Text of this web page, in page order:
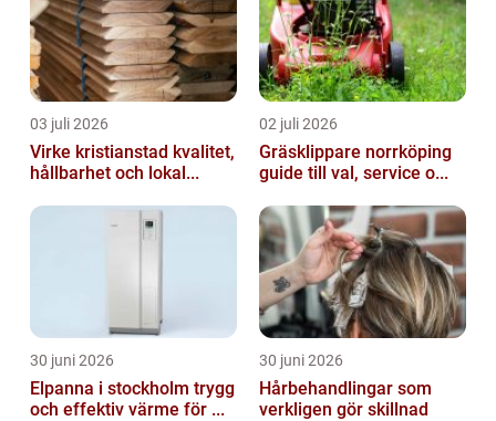
03 juli 2026
Virke kristianstad kvalitet,
hållbarhet och lokal...
02 juli 2026
Gräsklippare norrköping
guide till val, service o...
30 juni 2026
Elpanna i stockholm trygg
och effektiv värme för ...
30 juni 2026
Hårbehandlingar som
verkligen gör skillnad